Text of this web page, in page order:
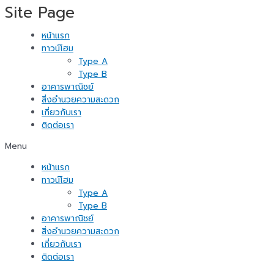
Site Page
หน้าแรก
ทาวน์โฮม
Type A
Type B
อาคารพาณิชย์
สิ่งอำนวยความสะดวก
เกี่ยวกับเรา
ติดต่อเรา
Menu
หน้าแรก
ทาวน์โฮม
Type A
Type B
อาคารพาณิชย์
สิ่งอำนวยความสะดวก
เกี่ยวกับเรา
ติดต่อเรา